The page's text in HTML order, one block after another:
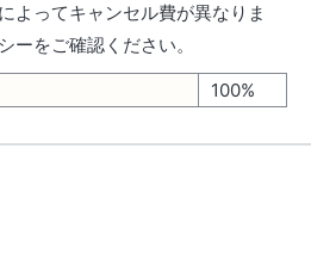
よってキャンセル費が異なりま
ーをご確認ください。
100%